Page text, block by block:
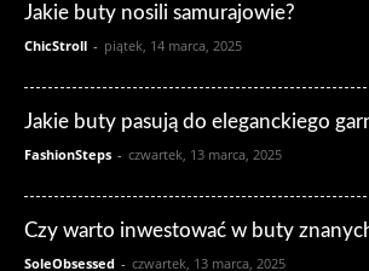
Jakie buty nosili samurajowie?
ChicStroll - piątek, 14 marca, 2025
Jakie buty pasują do eleganckiego
FashionSteps - czwartek, 13 marca, 2025
Czy warto inwestować w buty
SoleObsessed - czwartek, 13 marca, 2025